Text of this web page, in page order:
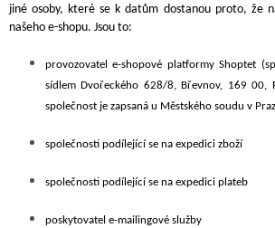
jiné osoby, které se k datům dostanou proto, že
našeho e-shopu. Jsou to:
provozovatel e-shopové platformy Shoptet
sídlem Dvořeckého 628/8, Břevnov, 169 00,
společnost je zapsaná u Městského soudu v
společnosti podílející se na expedici zboží
společnosti podílející se na expedici plateb
poskytovatel e-mailingové služby